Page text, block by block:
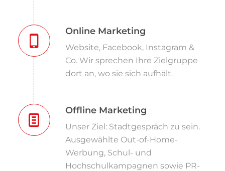
Online Marketing
Website, Facebook, Instagram &
Co. Wir sprechen Ihre Zielgruppe
dort an, wo sie sich aufhält.
Offline Marketing
Unser Ziel: Stadtgespräch zu sein.
Ausgewählte Out-of-Home-
Werbung, Schul- und
Hochschulkampagnen sowie PR-